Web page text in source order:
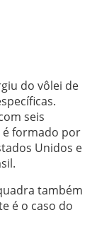
do vôlei de
seis
é formado por
Unidos e
também
é o caso do